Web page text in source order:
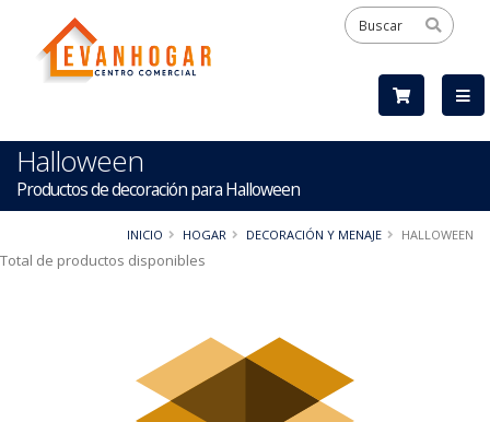
Halloween
Productos de decoración para Halloween
INICIO HOGAR DECORACIÓN Y MENAJE HALLOWEEN
Total de productos disponibles